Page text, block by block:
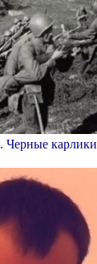
Черные карлики